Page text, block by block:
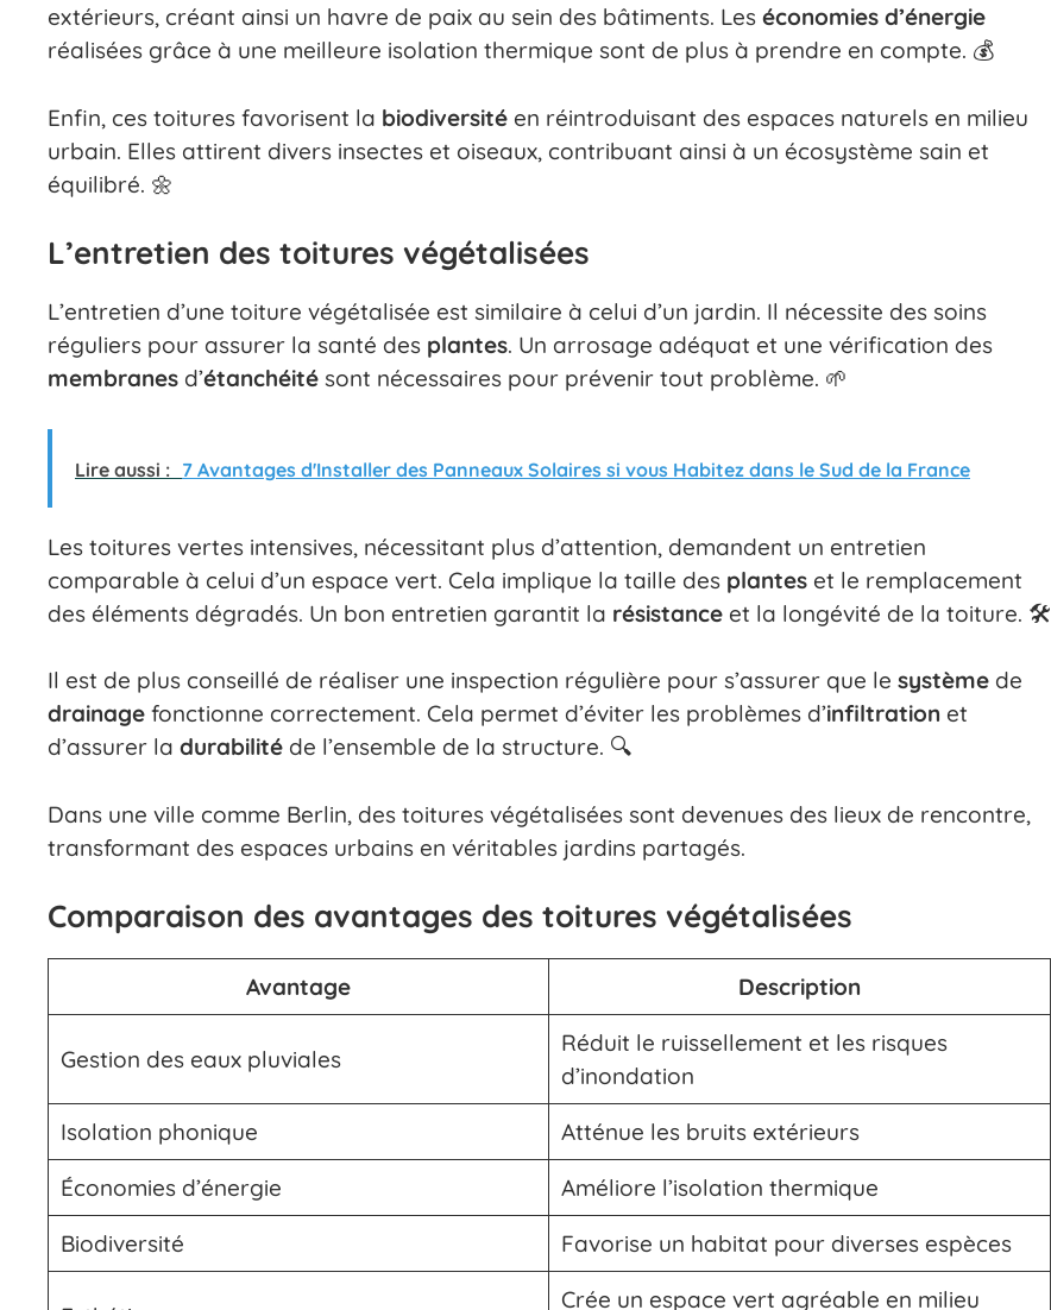
extérieurs, créant ainsi un havre de paix au sein des bâtiments. Les économies d’énergie
réalisées grâce à une meilleure isolation thermique sont de plus à prendre en compte. 💰
Enfin, ces toitures favorisent la biodiversité en réintroduisant des espaces naturels en milieu
urbain. Elles attirent divers insectes et oiseaux, contribuant ainsi à un écosystème sain et
équilibré. 🌼
L’entretien des toitures végétalisées
L’entretien d’une toiture végétalisée est similaire à celui d’un jardin. Il nécessite des soins
réguliers pour assurer la santé des plantes. Un arrosage adéquat et une vérification des
membranes d’étanchéité sont nécessaires pour prévenir tout problème. 🌱
Lire aussi : 7 Avantages d'Installer des Panneaux Solaires si vous Habitez dans le Sud de la France
Les toitures vertes intensives, nécessitant plus d’attention, demandent un entretien
comparable à celui d’un espace vert. Cela implique la taille des plantes et le remplacement
des éléments dégradés. Un bon entretien garantit la résistance et la longévité de la toiture. 🛠️
Il est de plus conseillé de réaliser une inspection régulière pour s’assurer que le système de
drainage fonctionne correctement. Cela permet d’éviter les problèmes d’infiltration et
d’assurer la durabilité de l’ensemble de la structure. 🔍
Dans une ville comme Berlin, des toitures végétalisées sont devenues des lieux de rencontre,
transformant des espaces urbains en véritables jardins partagés.
Comparaison des avantages des toitures végétalisées
Avantage Description
Gestion des eaux pluviales
Réduit le ruissellement et les risques
d’inondation
Isolation phonique
Atténue les bruits extérieurs
Économies d’énergie
Améliore l’isolation thermique
Biodiversité
Favorise un habitat pour diverses espèces
Crée un espace vert agréable en milieu